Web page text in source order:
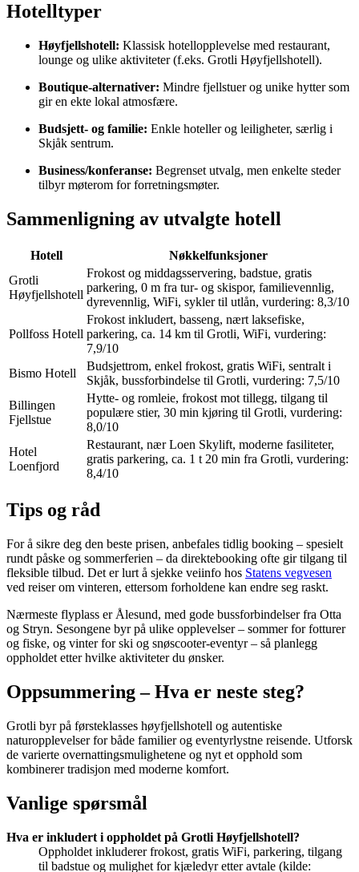
Hotelltyper
Høyfjellshotell: Klassisk hotellopplevelse med restaurant,
lounge og ulike aktiviteter (f.eks. Grotli Høyfjellshotell).
Boutique-alternativer: Mindre fjellstuer og unike hytter som
gir en ekte lokal atmosfære.
Budsjett- og familie: Enkle hoteller og leiligheter, særlig i
Skjåk sentrum.
Business/konferanse: Begrenset utvalg, men enkelte steder
tilbyr møterom for forretningsmøter.
Sammenligning av utvalgte hotell
Hotell
Nøkkelfunksjoner
Grotli
Høyfjellshotell
Frokost og middagsservering, badstue, gratis
parkering, 0 m fra tur- og skispor, familievennlig,
dyrevennlig, WiFi, sykler til utlån, vurdering: 8,3/10
Pollfoss Hotell
Frokost inkludert, basseng, nært laksefiske,
parkering, ca. 14 km til Grotli, WiFi, vurdering:
7,9/10
Bismo Hotell
Budsjettrom, enkel frokost, gratis WiFi, sentralt i
Skjåk, bussforbindelse til Grotli, vurdering: 7,5/10
Billingen
Fjellstue
Hytte- og romleie, frokost mot tillegg, tilgang til
populære stier, 30 min kjøring til Grotli, vurdering:
8,0/10
Hotel
Loenfjord
Restaurant, nær Loen Skylift, moderne fasiliteter,
gratis parkering, ca. 1 t 20 min fra Grotli, vurdering:
8,4/10
Tips og råd
For å sikre deg den beste prisen, anbefales tidlig booking – spesielt
rundt påske og sommerferien – da direktebooking ofte gir tilgang til
fleksible tilbud. Det er lurt å sjekke veiinfo hos Statens vegvesen
ved reiser om vinteren, ettersom forholdene kan endre seg raskt.
Nærmeste flyplass er Ålesund, med gode bussforbindelser fra Otta
og Stryn. Sesongene byr på ulike opplevelser – sommer for fotturer
og fiske, og vinter for ski og snøscooter-eventyr – så planlegg
oppholdet etter hvilke aktiviteter du ønsker.
Oppsummering – Hva er neste steg?
Grotli byr på førsteklasses høyfjellshotell og autentiske
naturopplevelser for både familier og eventyrlystne reisende. Utforsk
de varierte overnattingsmulighetene og nyt et opphold som
kombinerer tradisjon med moderne komfort.
Vanlige spørsmål
Hva er inkludert i oppholdet på Grotli Høyfjellshotell?
Oppholdet inkluderer frokost, gratis WiFi, parkering, tilgang
til badstue og mulighet for kjæledyr etter avtale (kilde: